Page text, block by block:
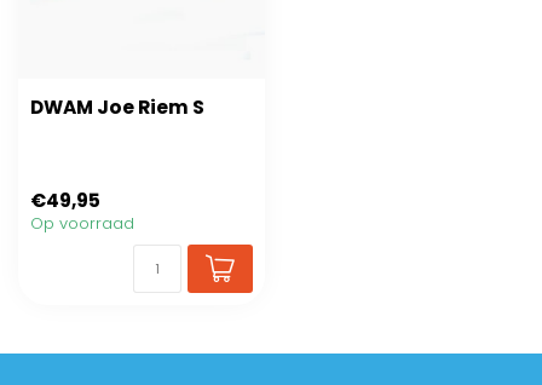
DWAM Joe Riem S
€49,95
Op voorraad